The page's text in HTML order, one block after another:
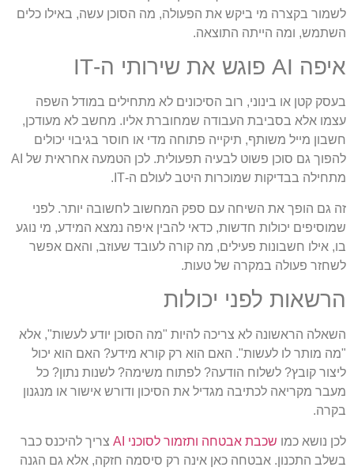
לשמור בקצרה מי ביקש את הפעולה, מה הסוכן עשה, באילו כלים
השתמש, ומה הייתה התוצאה.
איפה AI פוגש את שירותי ה-IT
בעסק קטן או בינוני, רוב הסיכונים לא מתחילים במודל השפה
עצמו אלא בסביבת העבודה שמחוברת אליו. מחשב לא מעודכן,
חשבון מייל משותף, תיקייה פתוחה מדי או חוסר בגיבוי יכולים
להפוך גם סוכן פשוט לבעיה תפעולית. לכן הטמעה אחראית של AI
מתחילה בבדיקות שמוכרות היטב לעולם ה-IT.
זה גם הופך את השיחה עם ספק המחשוב לחשובה יותר. לפני
שמוסיפים יכולות חדשות, כדאי להבין איפה נמצא המידע, מי נוגע
בו, אילו חשבונות פעילים, מה קורה לעובד שעוזב, והאם אפשר
לשחזר פעולה במקרה של טעות.
הרשאות לפני יכולות
השאלה הראשונה לא צריכה להיות "מה הסוכן יודע לעשות", אלא
"מה מותר לו לעשות". האם הוא רק קורא מידע? האם הוא יכול
ליצור קובץ? לשלוח הודעה? לפתוח משימה? לשנות נתון? כל
מעבר מקריאה לכתיבה מגדיל את הסיכון ודורש אישור או מנגנון
בקרה.
לכן נושא כמו שכבת אבטחה ותזמור לסוכני AI
צריך להיכנס כבר
בשלב התכנון. אבטחה כאן אינה רק סיסמה חזקה, אלא גם הגנה